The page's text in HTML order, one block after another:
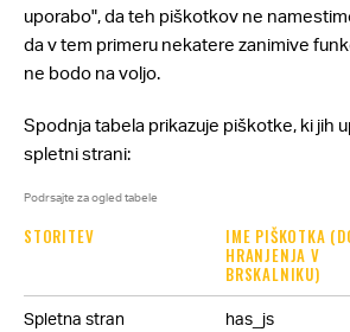
uporabo", da teh piškotkov ne
da v tem primeru nekatere zanimive
ne bodo na voljo.
Spodnja tabela prikazuje piškotke, ki jih
spletni strani:
Podrsajte za ogled tabele
STORITEV
IME PIŠKOTKA
HRANJENJA V
BRSKALNIKU)
Spletna stran has_js